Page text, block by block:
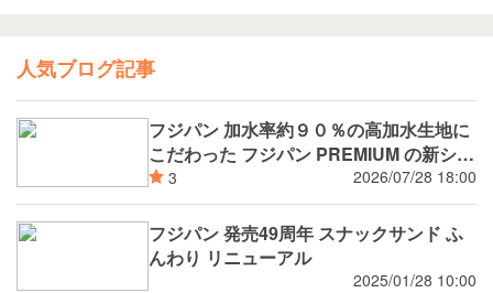
人気ブログ記事
フジパン 加水率約９０％の高加水生地に
こだわった フジパン PREMIUM の新シリ
ーズ 潤rich（うるおいりっち）うるおい
サンド ブルーベリー 8月新発売
3 2026/07/28 18:00
フジパン 発売49周年 スナックサンド ふ
んわり リニューアル
2025/01/28 10:00